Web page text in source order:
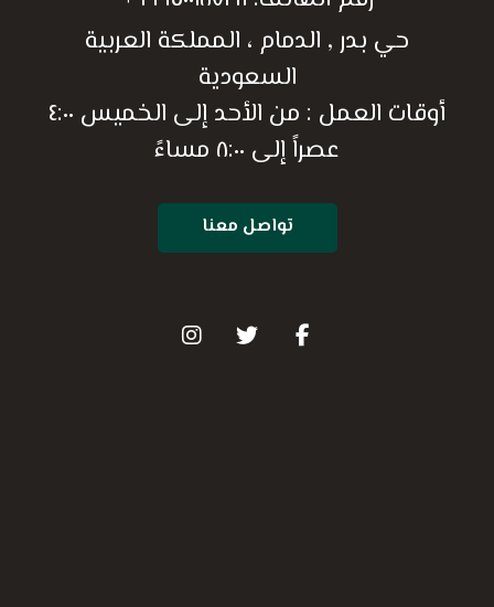
حي بدر , الدمام ، المملكة العربية
السعودية
أوقات العمل : من الأحد إلى الخميس ٤:٠٠
عصراً إلى ٨:٠٠ مساءً
تواصل معنا